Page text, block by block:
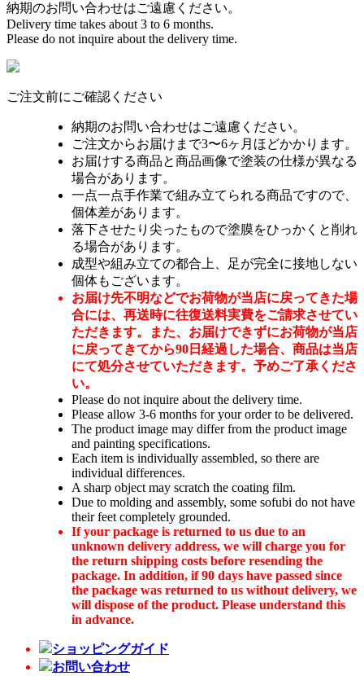
納期のお問い合わせはご遠慮ください。
Delivery time takes about 3 to 6 months.
Please do not inquire about the delivery time.
ご注文前にご確認ください
納期のお問い合わせはご遠慮ください。
ご注文からお届けまで3〜6ヶ月ほどかかります。
お届けする商品と商品画像で塗装の仕様が異なる
場合があります。
一点一点手作業で組み立てられる商品ですので、
個体差があります。
落下させたり尖ったもので塗膜をひっかくと削れ
る場合があります。
成型や組み立ての都合上、足が完全に接地しない
個体もございます。
お届け先不明などでお荷物が当店に戻ってきた場
合には、再送時に往復送料実費をご請求させてい
ただきます。また、お届けできずにお荷物が当店
に戻ってきてから90日経過した場合、商品は当店
にて処分させていただきます。予めご了承くださ
い。
Please do not inquire about the delivery time.
Please allow 3-6 months for your order to be delivered.
The product image may differ from the product image
and painting specifications.
Each item is individually assembled, so there are
individual differences.
A sharp object may scratch the coating film.
Due to molding and assembly, some sofubi do not have
their feet completely grounded.
If your package is returned to us due to an
unknown delivery address, we will charge you for
the return shipping costs before resending the
package. In addition, if 90 days have passed since
the package was returned to us without delivery, we
will dispose of the product. Please understand this
in advance.
ショッピングガイド
お問い合わせ